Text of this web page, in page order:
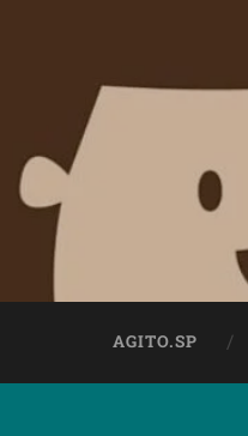
AGITO.SP